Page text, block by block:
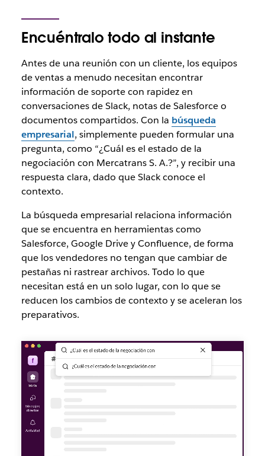
Encuéntralo todo al instante
Antes de una reunión con un cliente, los equipos
de ventas a menudo necesitan encontrar
información de soporte con rapidez en
conversaciones de Slack, notas de Salesforce o
documentos compartidos. Con la búsqueda
empresarial, simplemente pueden formular una
pregunta, como “¿Cuál es el estado de la
negociación con Mercatrans S. A.?”, y recibir una
respuesta clara, dado que Slack conoce el
contexto.
La búsqueda empresarial relaciona información
que se encuentra en herramientas como
Salesforce, Google Drive y Confluence, de forma
que los vendedores no tengan que cambiar de
pestañas ni rastrear archivos. Todo lo que
necesitan está en un solo lugar, con lo que se
reducen los cambios de contexto y se aceleran los
preparativos.